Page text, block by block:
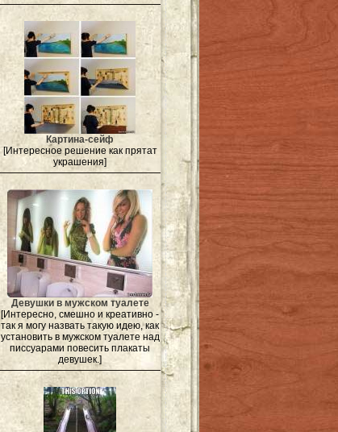
Картина-сейф
[Интересное решение как прятат
украшения]
Девушки в мужском туалете
[Интересно, смешно и креативно -
так я могу назвать такую идею, как
установить в мужском туалете над
писсуарами повесить плакаты
девушек.]